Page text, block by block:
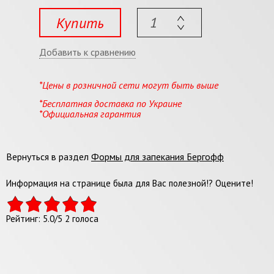
Купить
Добавить к сравнению
*Цены в розничной сети могут быть выше
*Бесплатная доставка по Украине
*Официальная гарантия
Вернуться в раздел Формы для запекания Бергофф
Информация на странице была для Вас полезной!? Оцените!
Рейтинг: 5.0/5 2 голоса